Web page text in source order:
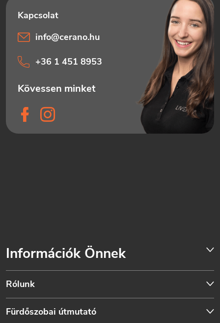
Információk Önnek
Rólunk
Fürdőszobai útmutató
info@cerano.hu
+36 1 451 8953